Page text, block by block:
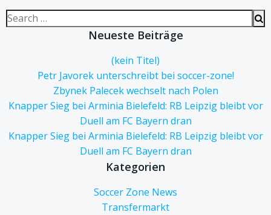
Search
for:
Neueste Beiträge
(kein Titel)
Petr Javorek unterschreibt bei soccer-zone!
Zbynek Palecek wechselt nach Polen
Knapper Sieg bei Arminia Bielefeld: RB Leipzig bleibt vor
Duell am FC Bayern dran
Knapper Sieg bei Arminia Bielefeld: RB Leipzig bleibt vor
Duell am FC Bayern dran
Kategorien
Soccer Zone News
Transfermarkt